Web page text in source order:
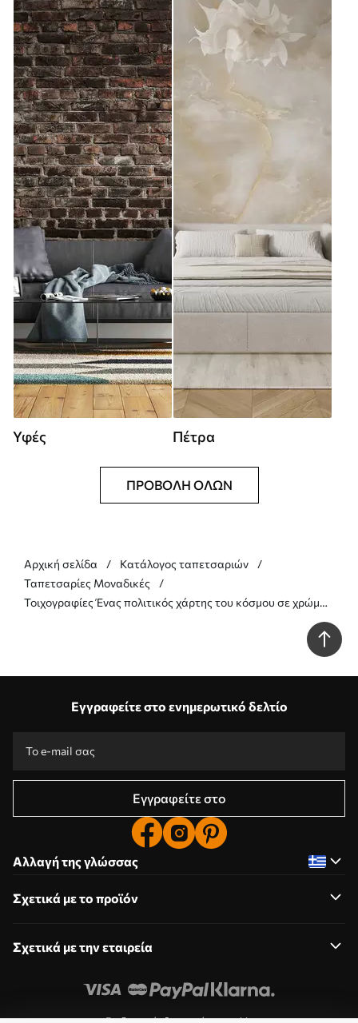
Υφές Πέτρα
ΠΡΟΒΟΛΉ ΌΛΩΝ
Αρχική σελίδα
Κατάλογος ταπετσαριών
Ταπετσαρίες Μοναδικές
Τοιχογραφίες Ένας πολιτικός χάρτης του κόσμου σε χρώμα
Εγγραφείτε στο ενημερωτικό δελτίο
Εγγραφείτε στο
Αλλαγή της γλώσσας
Σχετικά με το προϊόν
Σχετικά με την εταιρεία
Επεξεργασία δικαιωμάτων cookie